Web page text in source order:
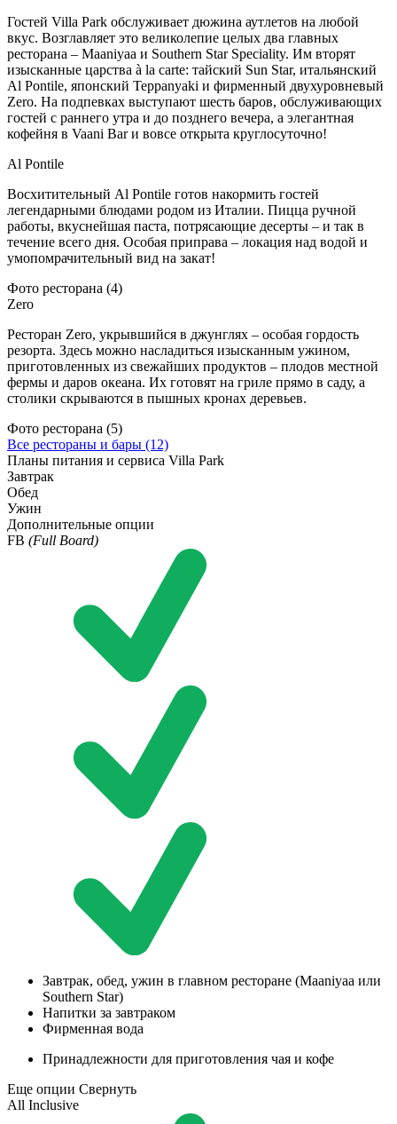
Гостей Villa Park обслуживает дюжина аутлетов на любой
вкус. Возглавляет это великолепие целых два главных
ресторана – Maaniyaa и Southern Star Speciality. Им вторят
изысканные царства à la carte: тайский Sun Star, итальянский
Al Pontile, японский Teppanyaki и фирменный двухуровневый
Zero. На подпевках выступают шесть баров, обслуживающих
гостей с раннего утра и до позднего вечера, а элегантная
кофейня в Vaani Bar и вовсе открыта круглосуточно!
Al Pontile
Восхитительный Al Pontile готов накормить гостей
легендарными блюдами родом из Италии. Пицца ручной
работы, вкуснейшая паста, потрясающие десерты – и так в
течение всего дня. Особая приправа – локация над водой и
умопомрачительный вид на закат!
Фото ресторана (4)
Zero
Ресторан Zero, укрывшийся в джунглях – особая гордость
резорта. Здесь можно насладиться изысканным ужином,
приготовленных из свежайших продуктов – плодов местной
фермы и даров океана. Их готовят на гриле прямо в саду, а
столики скрываются в пышных кронах деревьев.
Фото ресторана (5)
Все рестораны и бары (12)
Планы питания и сервиса Villa Park
Завтрак
Обед
Ужин
Дополнительные опции
FB (Full Board)
Завтрак, обед, ужин в главном ресторане (Maaniyaa или
Southern Star)
Напитки за завтраком
Фирменная вода
Принадлежности для приготовления чая и кофе
Еще опции Свернуть
All Inclusive